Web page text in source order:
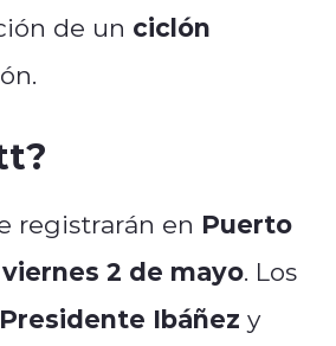
de un ciclón
registrarán en Puerto
2 de mayo. Los
Ibáñez y